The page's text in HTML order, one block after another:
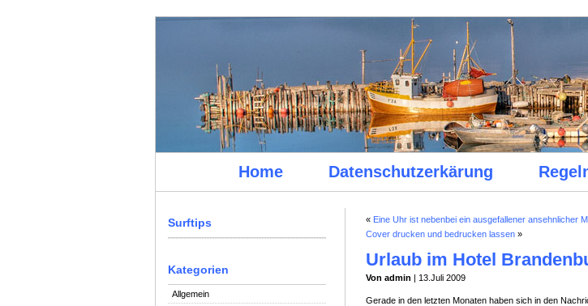
Home Datenschutzerkärung
Surftips
Kategorien
Allgemein
« Eine Uhr ist nebenbei ein ausgefallener ansehnlicher
Cover drucken und bedrucken lassen »
Urlaub im Hotel
Von admin | 13.Juli 2009
Gerade in den letzten Monaten haben sich in den